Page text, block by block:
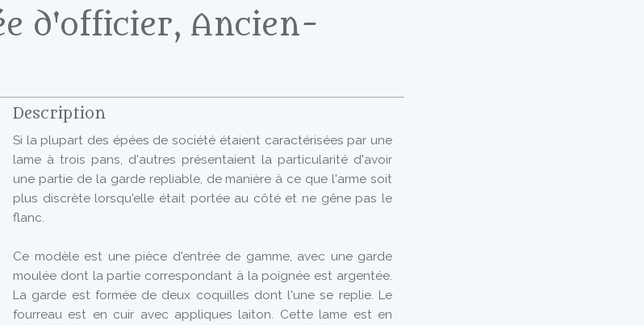
d'officier, Ancien-
Description
Si la plupart des épées de société étaient caractérisées par une
lame à trois pans, d'autres présentaient la particularité d'avoir
une partie de la garde repliable, de manière à ce que l'arme soit
plus discrète lorsqu'elle était portée au côté et ne gêne pas le
flanc.
Ce modèle est une pièce d'entrée de gamme, avec une garde
moulée dont la partie correspondant à la poignée est argentée.
La garde est formée de deux coquilles dont l'une se replie. Le
fourreau est en cuir avec appliques laiton. Cette lame est en